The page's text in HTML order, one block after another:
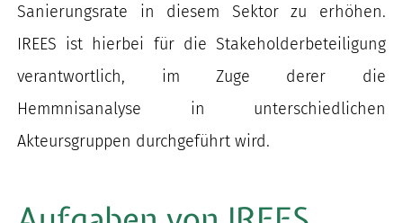
Sanierungsrate in diesem Sektor zu erhöhen.
IREES ist hierbei für die Stakeholderbeteiligung
verantwortlich, im Zuge derer die
Hemmnisanalyse in unterschiedlichen
Akteursgruppen durchgeführt wird.